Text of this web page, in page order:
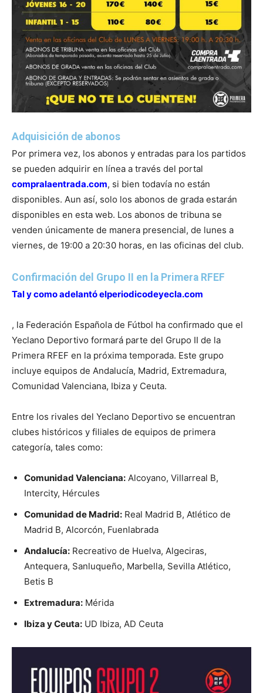
Adquisición de abonos
Por primera vez, los abonos y entradas para los partidos
se pueden adquirir en línea a través del portal
compralaentrada.com, si bien todavía no están
disponibles. Aun así, solo los abonos de grada estarán
disponibles en esta web. Los abonos de tribuna se
venden únicamente de manera presencial, de lunes a
viernes, de 19:00 a 20:30 horas, en las oficinas del club.
Confirmación del Grupo II en la Primera RFEF
Tal y como adelantó elperiodicodeyecla.com
, la Federación Española de Fútbol ha confirmado que el
Yeclano Deportivo formará parte del Grupo II de la
Primera RFEF en la próxima temporada. Este grupo
incluye equipos de Andalucía, Madrid, Extremadura,
Comunidad Valenciana, Ibiza y Ceuta.
Entre los rivales del Yeclano Deportivo se encuentran
clubes históricos y filiales de equipos de primera
categoría, tales como:
Comunidad Valenciana: Alcoyano, Villarreal B,
Intercity, Hércules
Comunidad de Madrid: Real Madrid B, Atlético de
Madrid B, Alcorcón, Fuenlabrada
Andalucía: Recreativo de Huelva, Algeciras,
Antequera, Sanluqueño, Marbella, Sevilla Atlético,
Betis B
Extremadura: Mérida
Ibiza y Ceuta: UD Ibiza, AD Ceuta